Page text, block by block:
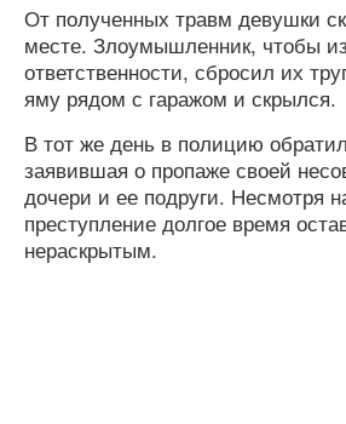
От полученных травм девушки
месте. Злоумышленник, чтобы
ответственности, сбросил их
яму рядом с гаражом и скрылся.
В тот же день в полицию
заявившая о пропаже своей
дочери и ее подруги. Несмотря
преступление долгое время
нераскрытым.